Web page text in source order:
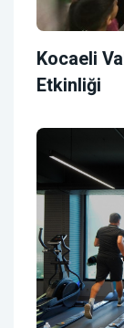
Kocaeli
Etkinliği